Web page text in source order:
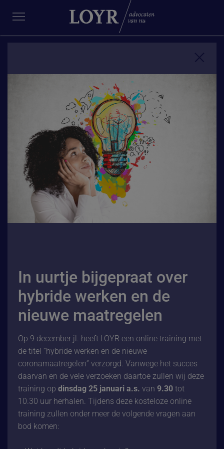
In uurtje bijgepraat over
hybride werken en de
nieuwe maatregelen
Op 9 december jl. heeft LOYR een online training met
de titel “hybride werken en de nieuwe
coronamaatregelen” verzorgd. Vanwege het succes
daarvan en de vele verzoeken daartoe zullen wij deze
training op dinsdag 25 januari a.s. van 9.30tot
10.30 uur herhalen. Tijdens deze kosteloze online
training zullen onder meer de volgende vragen aan
bod komen: